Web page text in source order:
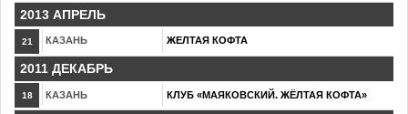
2013 АПРЕЛЬ
21 КАЗАНЬ ЖЕЛТАЯ КОФТА
2011 ДЕКАБРЬ
18 КАЗАНЬ КЛУБ «МАЯКОВСКИЙ. ЖЁЛТАЯ КОФТА»